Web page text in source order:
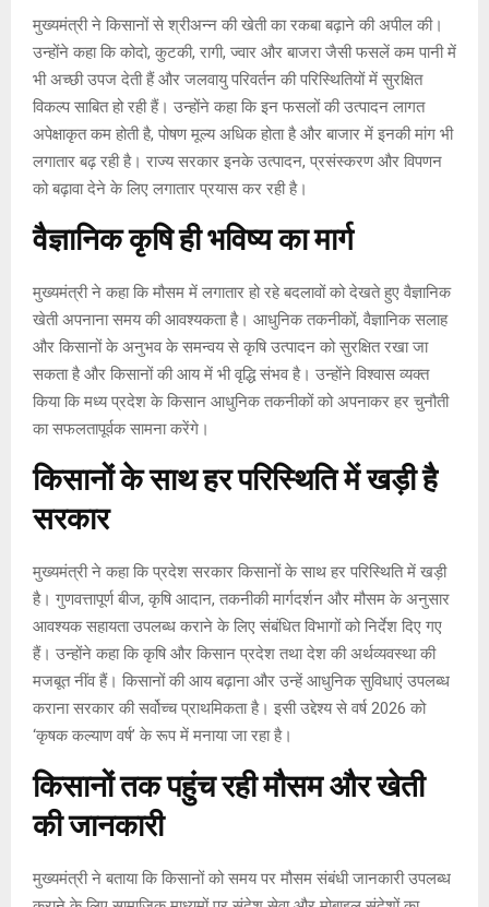
मुख्यमंत्री ने किसानों से श्रीअन्न की खेती का रकबा बढ़ाने की अपील की।
उन्होंने कहा कि कोदो, कुटकी, रागी, ज्वार और बाजरा जैसी फसलें कम पानी में
भी अच्छी उपज देती हैं और जलवायु परिवर्तन की परिस्थितियों में सुरक्षित
विकल्प साबित हो रही हैं। उन्होंने कहा कि इन फसलों की उत्पादन लागत
अपेक्षाकृत कम होती है, पोषण मूल्य अधिक होता है और बाजार में इनकी मांग भी
लगातार बढ़ रही है। राज्य सरकार इनके उत्पादन, प्रसंस्करण और विपणन
को बढ़ावा देने के लिए लगातार प्रयास कर रही है।
वैज्ञानिक कृषि ही भविष्य का मार्ग
मुख्यमंत्री ने कहा कि मौसम में लगातार हो रहे बदलावों को देखते हुए वैज्ञानिक
खेती अपनाना समय की आवश्यकता है। आधुनिक तकनीकों, वैज्ञानिक सलाह
और किसानों के अनुभव के समन्वय से कृषि उत्पादन को सुरक्षित रखा जा
सकता है और किसानों की आय में भी वृद्धि संभव है। उन्होंने विश्वास व्यक्त
किया कि मध्य प्रदेश के किसान आधुनिक तकनीकों को अपनाकर हर चुनौती
का सफलतापूर्वक सामना करेंगे।
किसानों के साथ हर परिस्थिति में खड़ी है
सरकार
मुख्यमंत्री ने कहा कि प्रदेश सरकार किसानों के साथ हर परिस्थिति में खड़ी
है। गुणवत्तापूर्ण बीज, कृषि आदान, तकनीकी मार्गदर्शन और मौसम के अनुसार
आवश्यक सहायता उपलब्ध कराने के लिए संबंधित विभागों को निर्देश दिए गए
हैं। उन्होंने कहा कि कृषि और किसान प्रदेश तथा देश की अर्थव्यवस्था की
मजबूत नींव हैं। किसानों की आय बढ़ाना और उन्हें आधुनिक सुविधाएं उपलब्ध
कराना सरकार की सर्वोच्च प्राथमिकता है। इसी उद्देश्य से वर्ष 2026 को
‘कृषक कल्याण वर्ष’ के रूप में मनाया जा रहा है।
किसानों तक पहुंच रही मौसम और खेती
की जानकारी
मुख्यमंत्री ने बताया कि किसानों को समय पर मौसम संबंधी जानकारी उपलब्ध